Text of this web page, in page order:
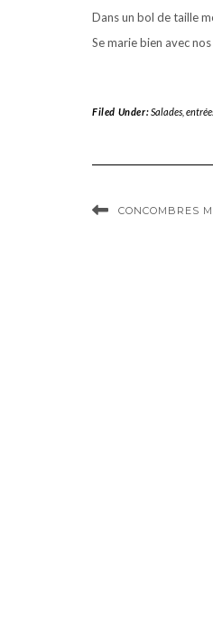
Dans un bol de taille
Se marie bien avec nos
Filed Under:Salades,
CONCOMBRES